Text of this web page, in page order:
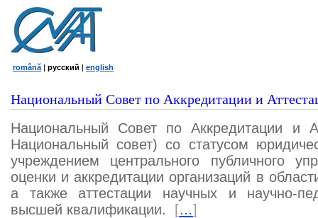
română | русский | english
Национальный Совет по Аккредитации и
Национальный Совет по Аккредитации и
Национальный совет) со статусом
учреждением центрального публичного
оценки и аккредитации организаций в
а также аттестации научных и научно-
высшей квалификации.
[…]